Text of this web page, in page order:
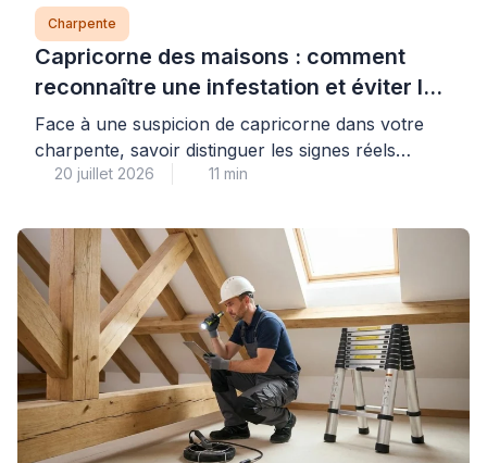
Charpente
Capricorne des maisons : comment
reconnaître une infestation et éviter les
arnaques
Face à une suspicion de capricorne dans votre
charpente, savoir distinguer les signes réels
d’infestation des diagnostics alarmistes vous
les pratiques commerciales abusives. Ce petit
coléoptère xylophage, dont les larves se
développent pendant plusieurs années dans les
bois résineux, nécessite une identification précise
avant d’envisager tout […]
20 juillet 2026 11 min